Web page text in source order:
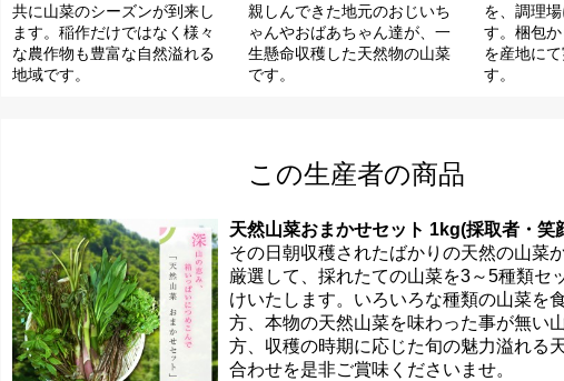
共に山菜のシーズンが到来し
ます。稲作だけではなく様々
な農作物も豊富な自然溢れる
地域です。
親しんできた地元のおじいち
ゃんやおばあちゃん達が、一
生懸命収穫した天然物の山菜
です。
を、調理
す。梱包
を産地に
す。
この生産者の商品
天然山菜おまかせセット 1kg(採取者・笑
その日朝収穫されたばかりの天然の山菜
厳選して、採れたての山菜を3～5種類セ
けいたします。いろいろな種類の山菜を
方、本物の天然山菜を味わった事が無い
方、収穫の時期に応じた旬の魅力溢れる
合わせを是非ご賞味くださいませ。